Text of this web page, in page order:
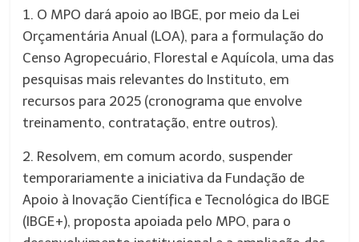
1. O MPO dará apoio ao IBGE, por meio da Lei
Orçamentária Anual (LOA), para a formulação do
Censo Agropecuário, Florestal e Aquícola, uma das
pesquisas mais relevantes do Instituto, em
recursos para 2025 (cronograma que envolve
treinamento, contratação, entre outros).
2. Resolvem, em comum acordo, suspender
temporariamente a iniciativa da Fundação de
Apoio à Inovação Científica e Tecnológica do IBGE
(IBGE+), proposta apoiada pelo MPO, para o